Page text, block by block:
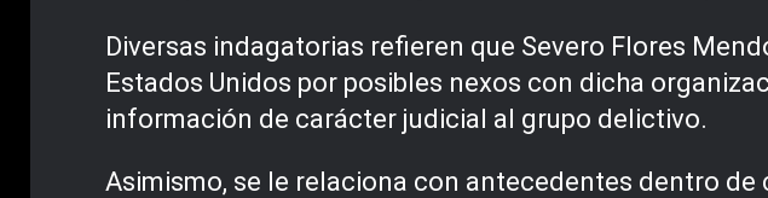
Diversas indagatorias refieren que Severo Flores
Estados Unidos por posibles nexos con dicha
información de carácter judicial al grupo delictivo.
Asimismo, se le relaciona con antecedentes dentro